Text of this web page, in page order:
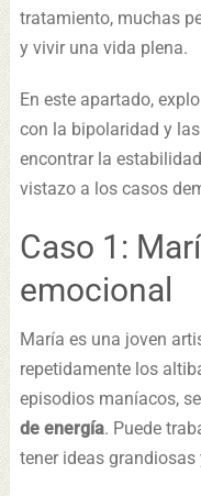
tratamiento, muchas
y vivir una vida plena.
En este apartado,
con la bipolaridad y
encontrar la
vistazo a los casos
Caso 1:
emocional
María es una joven
repetidamente los
episodios maníacos,
de energía. Puede
tener ideas